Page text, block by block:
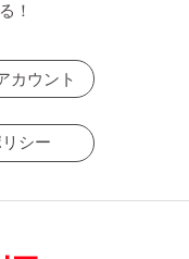
！
カウント
シー